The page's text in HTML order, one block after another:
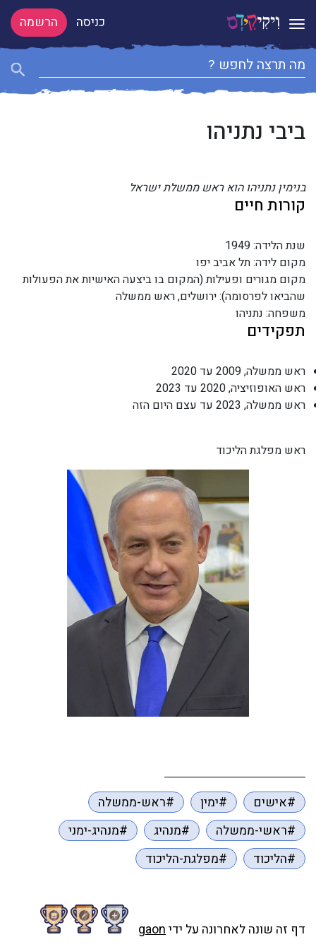
Toggle navigation כניסה הרשמה
ביבי נתניהו
בנימין נתניהו הוא ראש ממשלת ישראל
קורות חיים
שנת הלידה: 1949
מקום לידה: תל אביב יפו
מקום מגורים ופעילות (המקום בו ביצעה האישיות את הפעולות
שהביאו לפרסומה): ירושלים, ראש ממשלה
משפחה: נתניהו
תפקידים
ראש ממשלה, 2009 עד 2020
ראש האופוזיציה, 2020 עד 2023
ראש ממשלה, 2023 עד עצם היום הזה
ראש מפלגת הליכוד
#אישים #ימין
#ראש-ממשלה
#ראשי-ממשלה
#מנהיג
#מנהיג-ימני
#הליכוד
#מפלגת-הליכוד
דף זה שונה לאחרונה על ידיgaon